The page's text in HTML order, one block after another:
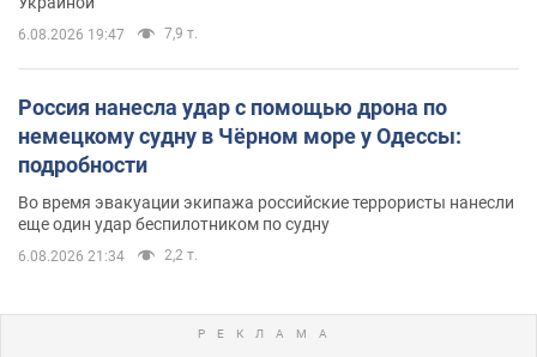
6.08.2026 19:47 7,9 т.
Россия нанесла удар с помощью дрона по
немецкому судну в Чёрном море у Одессы:
подробности
Во время эвакуации экипажа российские террористы нанесли
еще один удар беспилотником по судну
6.08.2026 21:34 2,2 т.